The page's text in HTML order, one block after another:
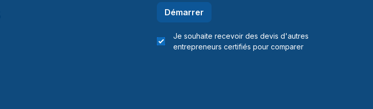
Démarrer
Je souhaite recevoir des devis d'autres
entrepreneurs certifiés pour comparer